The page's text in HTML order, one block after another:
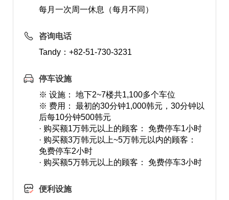
每月一次周一休息（每月不同）
咨询电话
Tandy：+82-51-730-3231
停车设施
※ 设施： 地下2~7楼共1,100多个车位
※ 费用： 最初的30分钟1,000韩元，30分钟以
后每10分钟500韩元
· 购买额1万韩元以上的顾客： 免费停车1小时
· 购买额3万韩元以上~5万韩元以内的顾客：
免费停车2小时
· 购买额5万韩元以上的顾客： 免费停车3小时
便利设施